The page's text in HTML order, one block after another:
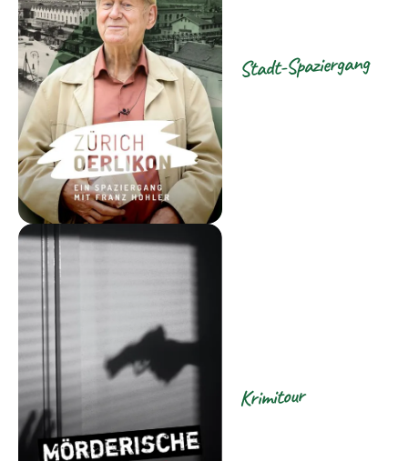
Stadt-Spaziergang
Krimitour